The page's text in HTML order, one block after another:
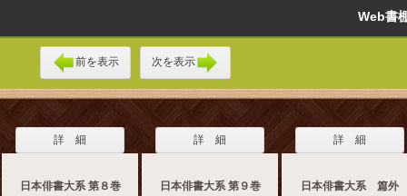
Web
前を表示 次を表示
詳 細
日本俳書大系 第８巻
詳 細
日本俳書大系 第９巻
詳 細
日本俳書大系 篇外